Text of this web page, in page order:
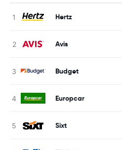
Hertz
Avis
Budget
Europcar
Sixt